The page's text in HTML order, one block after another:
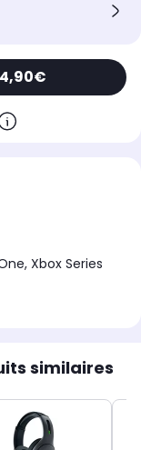
Xbox Series
similaires